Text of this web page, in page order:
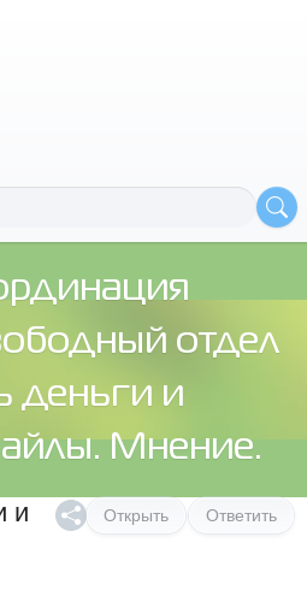
отдел
деньги и
Мнение.
Открыть Ответить
и